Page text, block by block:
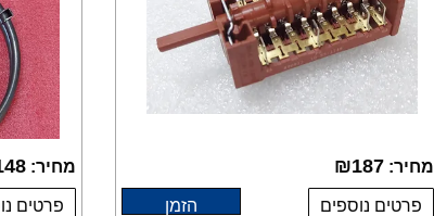
מחיר: ₪187
פרטים נוספים הזמן
מחיר:
פרטים